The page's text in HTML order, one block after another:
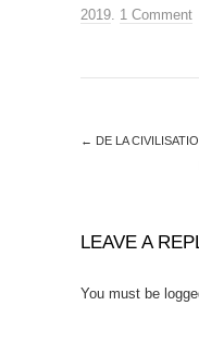
2019 1 Comment
← DE LA
LEAVE A
You must be